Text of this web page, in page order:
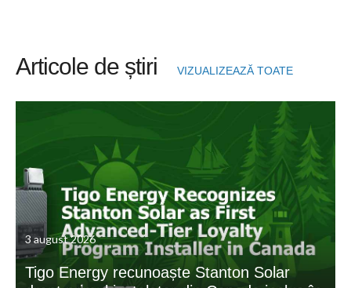
Articole de știri VIZUALIZEAZĂ TOATE
3 august 2026
Tigo Energy recunoaște Stanton Solar